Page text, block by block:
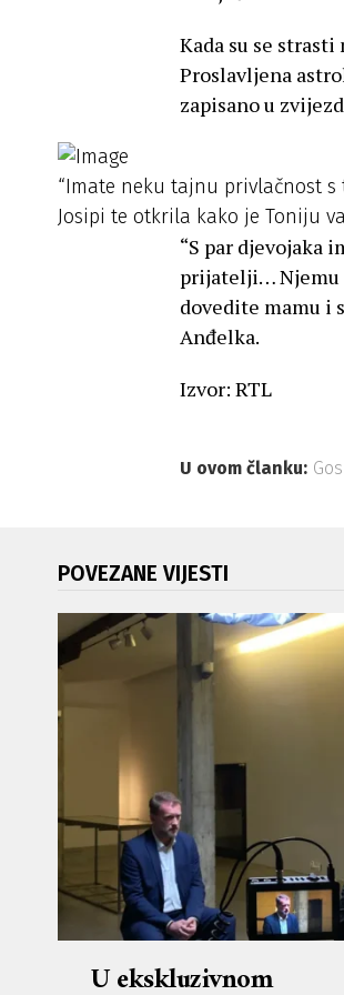
Kada su se
Proslavljena
zapisano u
“Imate neku tajnu privlačnost
Josipi te otkrila kako je Toniju
“S par djevojaka
prijatelji… Njemu
dovedite mamu i
Anđelka.
Izvor: RTL
U ovom članku:
POVEZANE VIJESTI
U ekskluzivnom